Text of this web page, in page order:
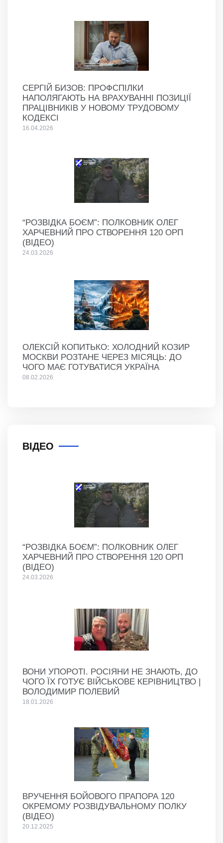
СЕРГІЙ БИЗОВ: ПРОФСПІЛКИ
НАПОЛЯГАЮТЬ НА ВРАХУВАННІ ПОЗИЦІЇ
ПРАЦІВНИКІВ У НОВОМУ ТРУДОВОМУ
КОДЕКСІ
16.04.2026
“РОЗВІДКА БОЄМ”: ПОЛКОВНИК ОЛЕГ
ХАРЧЕВНИЙ ПРО СТВОРЕННЯ 120 ОРП
(ВІДЕО)
24.03.2026
ОЛЕКСІЙ КОПИТЬКО: ХОЛОДНИЙ КОЗИР
МОСКВИ РОЗТАНЕ ЧЕРЕЗ МІСЯЦЬ: ДО
ЧОГО МАЄ ГОТУВАТИСЯ УКРАЇНА
08.02.2026
ВІДЕО
“РОЗВІДКА БОЄМ”: ПОЛКОВНИК ОЛЕГ
ХАРЧЕВНИЙ ПРО СТВОРЕННЯ 120 ОРП
(ВІДЕО)
24.03.2026
ВОНИ УПОРОТІ. РОСІЯНИ НЕ ЗНАЮТЬ, ДО
ЧОГО ЇХ ГОТУЄ ВІЙСЬКОВЕ КЕРІВНИЦТВО |
ВОЛОДИМИР ПОЛЕВИЙ
18.01.2026
ВРУЧЕННЯ БОЙОВОГО ПРАПОРА 120
ОКРЕМОМУ РОЗВІДУВАЛЬНОМУ ПОЛКУ
(ВІДЕО)
20.12.2025